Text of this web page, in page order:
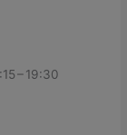
– 19:30